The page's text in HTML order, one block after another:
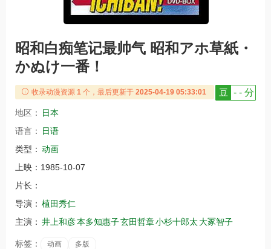
昭和白痴笔记最帅气 昭和アホ草紙・
かぬけ一番！
豆 - - 分
收录动漫资源 1 个，最后更新于 2025-04-19 05:33:01
地区：
日本
语言：
日语
类型： 动画
上映： 1985-10-07
片长：
导演： 植田秀仁
主演： 井上和彦本多知惠子玄田哲章小杉十郎太 大冢智子
标签： 动画 多版